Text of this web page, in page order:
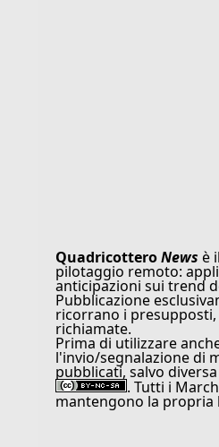
QuadricotteroNews è
pilotaggio remoto:
anticipazioni sui trend
Pubblicazione
ricorrano i presupposti,
richiamate.
Prima di utilizzare
l'invio/segnalazione di
pubblicati, salvo
. Tutti i
mantengono la propria